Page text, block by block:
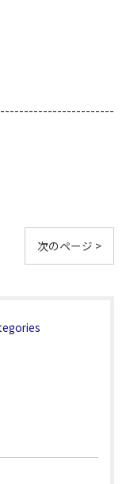
次のページ >